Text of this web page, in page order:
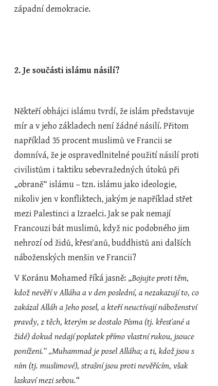
západní demokracie.
2. Je součásti islámu násilí?
Někteří obhájci islámu tvrdí, že islám představuje
mír a v jeho základech není žádné násilí. Přitom
například 35 procent muslimů ve Francii se
domnívá, že je ospravedlnitelné použití násilí proti
civilistům i taktiku sebevražedných útoků při
„obraně“ islámu – tzn. islámu jako ideologie,
nikoliv jen v konfliktech, jakým je například střet
mezi Palestinci a Izraelci. Jak se pak nemají
Francouzi bát muslimů, když nic podobného jim
nehrozí od židů, křesťanů, buddhistů ani dalších
náboženských menšin ve Francii?
V Koránu Mohamed říká jasně: „Bojujte proti těm,
kdož nevěří v Alláha a v den poslední, a nezakazují to, co
zakázal Alláh a Jeho posel, a kteří neuctívají náboženství
pravdy, z těch, kterým se dostalo Písma (tj. křesťané a
židé) dokud nedají poplatek přímo vlastní rukou, jsouce
poníženi.“ „Muhammad je posel Alláha; a ti, kdož jsou s
ním (tj. muslimové), strašní jsou proti nevěřícím, však
laskaví mezi sebou.“